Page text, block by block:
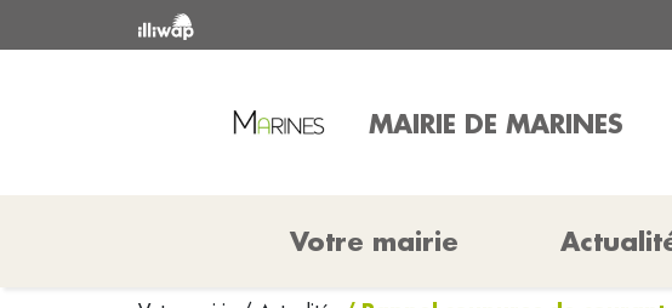
MAIRIE DE MARINES
Votre mairie